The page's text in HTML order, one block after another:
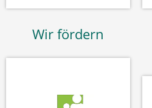
Wir fördern